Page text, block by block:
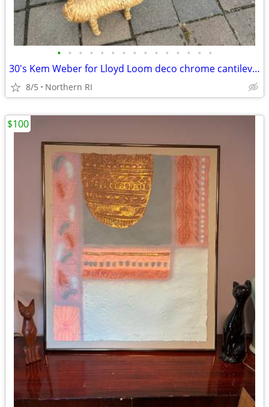
• • • • • • • • • • • • • • •
30's Kem Weber for Lloyd Loom deco chrome cantilever lounge chair A441
8/5 Northern RI
$100